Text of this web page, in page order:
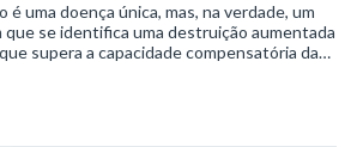
é uma doença única, mas, na verdade, um
que se identifica uma destruição aumentada
supera a capacidade compensatória da